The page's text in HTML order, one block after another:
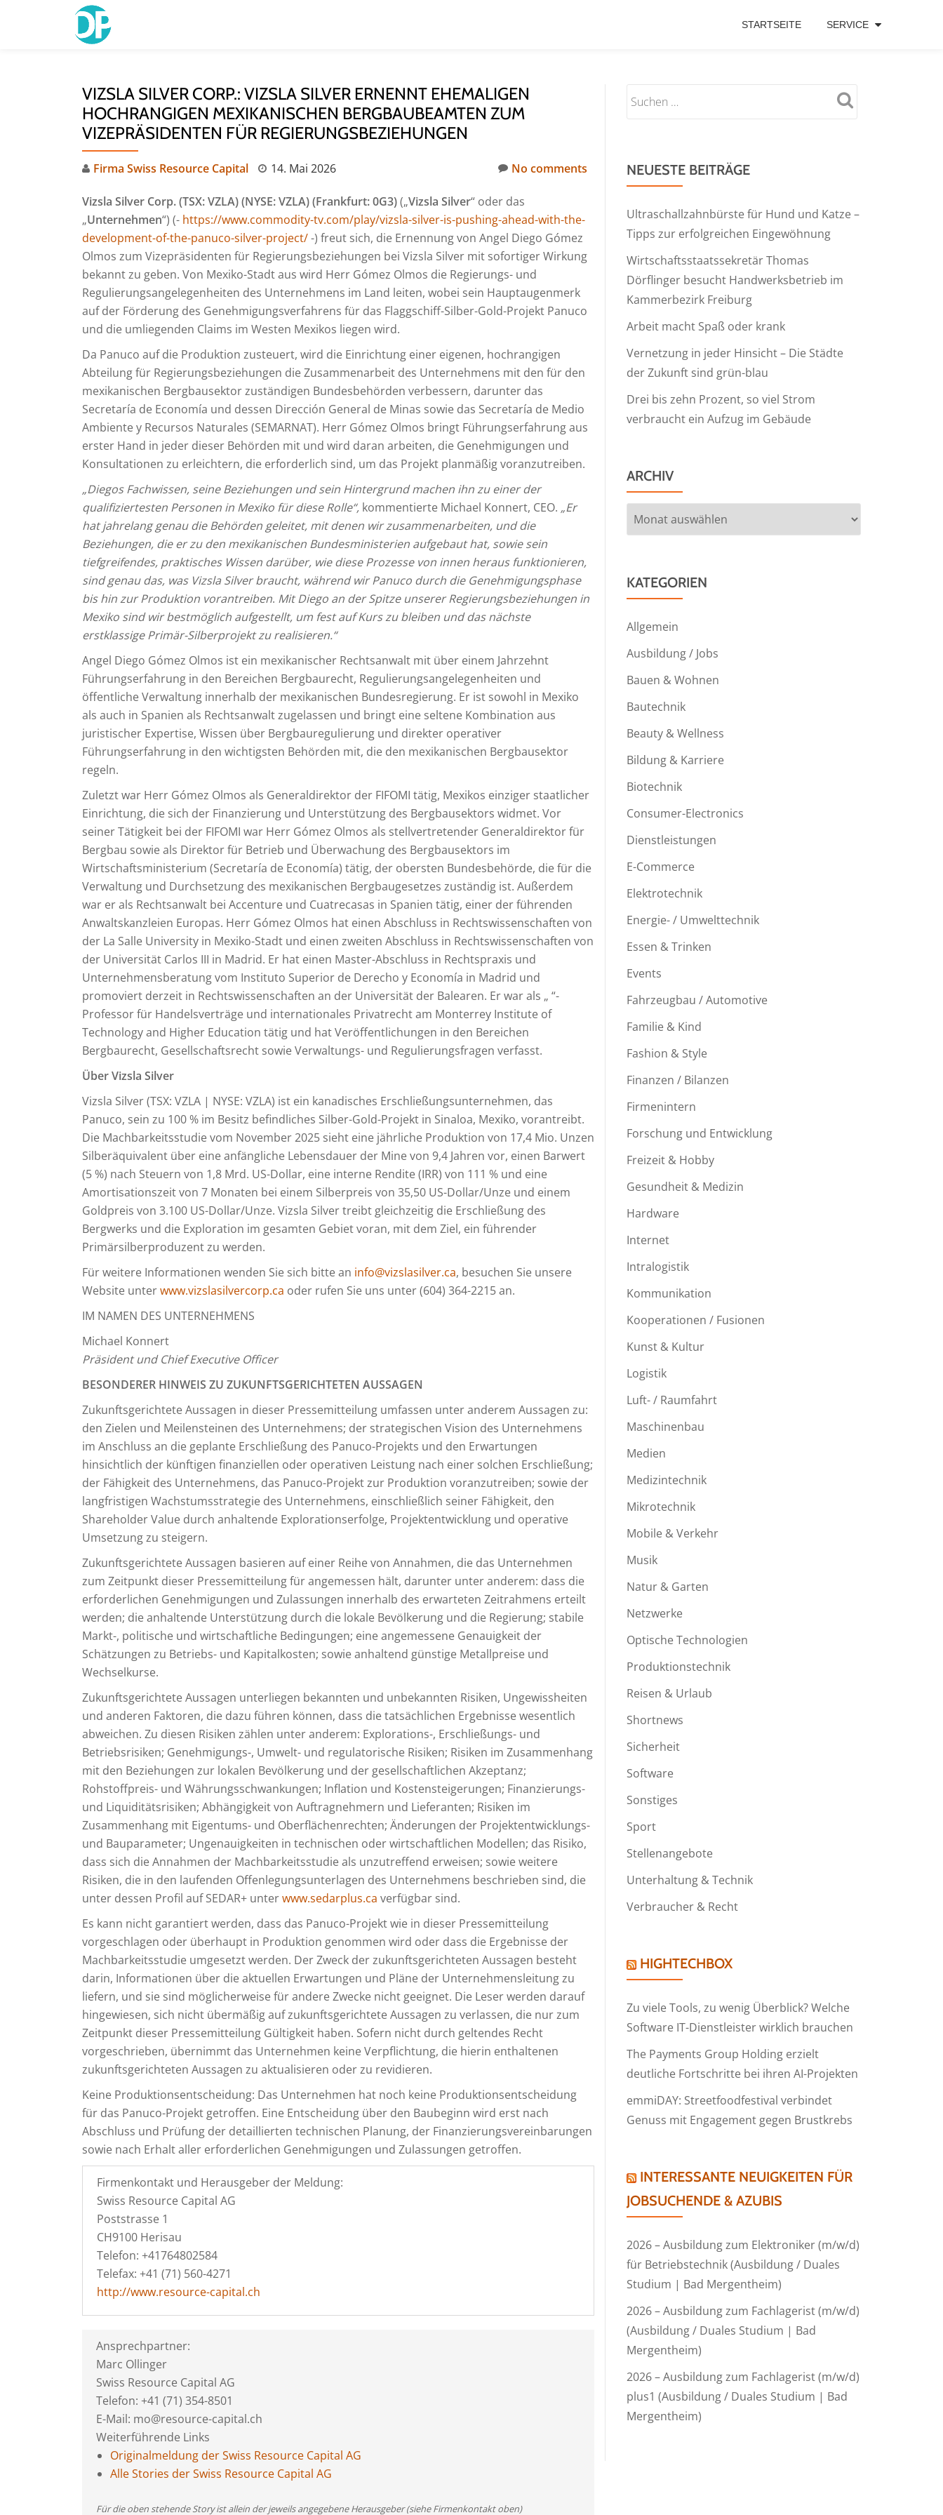
STARTSEITE SERVICE
VIZSLA SILVER CORP.: VIZSLA SILVER ERNENNT EHEMALIGEN
HOCHRANGIGEN MEXIKANISCHEN BERGBAUBEAMTEN ZUM
VIZEPRÄSIDENTEN FÜR REGIERUNGSBEZIEHUNGEN
Firma Swiss Resource Capital 14. Mai 2026 No comments
Vizsla Silver Corp. (TSX: VZLA) (NYSE: VZLA) (Frankfurt: 0G3)(„Vizsla Silver“ oder das
„Unternehmen“) (- https://www.commodity-tv.com/play/vizsla-silver-is-pushing-ahead-with-the-
development-of-the-panuco-silver-project/-) freut sich, die Ernennung von Angel Diego Gómez
Olmos zum Vizepräsidenten für Regierungsbeziehungen bei Vizsla Silver mit sofortiger Wirkung
bekannt zu geben. Von Mexiko-Stadt aus wird Herr Gómez Olmos die Regierungs- und
Regulierungsangelegenheiten des Unternehmens im Land leiten, wobei sein Hauptaugenmerk
auf der Förderung des Genehmigungsverfahrens für das Flaggschiff-Silber-Gold-Projekt Panuco
und die umliegenden Claims im Westen Mexikos liegen wird.
Da Panuco auf die Produktion zusteuert, wird die Einrichtung einer eigenen, hochrangigen
Abteilung für Regierungsbeziehungen die Zusammenarbeit des Unternehmens mit den für den
mexikanischen Bergbausektor zuständigen Bundesbehörden verbessern, darunter das
Secretaría de Economía und dessen Dirección General de Minas sowie das Secretaría de Medio
Ambiente y Recursos Naturales (SEMARNAT). Herr Gómez Olmos bringt Führungserfahrung aus
erster Hand in jeder dieser Behörden mit und wird daran arbeiten, die Genehmigungen und
Konsultationen zu erleichtern, die erforderlich sind, um das Projekt planmäßig voranzutreiben.
„Diegos Fachwissen, seine Beziehungen und sein Hintergrund machen ihn zu einer der
qualifiziertesten Personen in Mexiko für diese Rolle“, kommentierte Michael Konnert, CEO. „Er
hat jahrelang genau die Behörden geleitet, mit denen wir zusammenarbeiten, und die
Beziehungen, die er zu den mexikanischen Bundesministerien aufgebaut hat, sowie sein
tiefgreifendes, praktisches Wissen darüber, wie diese Prozesse von innen heraus funktionieren,
sind genau das, was Vizsla Silver braucht, während wir Panuco durch die Genehmigungsphase
bis hin zur Produktion vorantreiben. Mit Diego an der Spitze unserer Regierungsbeziehungen in
Mexiko sind wir bestmöglich aufgestellt, um fest auf Kurs zu bleiben und das nächste
erstklassige Primär-Silberprojekt zu realisieren.“
Angel Diego Gómez Olmos ist ein mexikanischer Rechtsanwalt mit über einem Jahrzehnt
Führungserfahrung in den Bereichen Bergbaurecht, Regulierungsangelegenheiten und
öffentliche Verwaltung innerhalb der mexikanischen Bundesregierung. Er ist sowohl in Mexiko
als auch in Spanien als Rechtsanwalt zugelassen und bringt eine seltene Kombination aus
juristischer Expertise, Wissen über Bergbauregulierung und direkter operativer
Führungserfahrung in den wichtigsten Behörden mit, die den mexikanischen Bergbausektor
regeln.
Zuletzt war Herr Gómez Olmos als Generaldirektor der FIFOMI tätig, Mexikos einziger staatlicher
Einrichtung, die sich der Finanzierung und Unterstützung des Bergbausektors widmet. Vor
seiner Tätigkeit bei der FIFOMI war Herr Gómez Olmos als stellvertretender Generaldirektor für
Bergbau sowie als Direktor für Betrieb und Überwachung des Bergbausektors im
Wirtschaftsministerium (Secretaría de Economía) tätig, der obersten Bundesbehörde, die für die
Verwaltung und Durchsetzung des mexikanischen Bergbaugesetzes zuständig ist. Außerdem
war er als Rechtsanwalt bei Accenture und Cuatrecasas in Spanien tätig, einer der führenden
Anwaltskanzleien Europas. Herr Gómez Olmos hat einen Abschluss in Rechtswissenschaften von
der La Salle University in Mexiko-Stadt und einen zweiten Abschluss in Rechtswissenschaften von
der Universität Carlos III in Madrid. Er hat einen Master-Abschluss in Rechtspraxis und
Unternehmensberatung vom Instituto Superior de Derecho y Economía in Madrid und
promoviert derzeit in Rechtswissenschaften an der Universität der Balearen. Er war als „ “-
Professor für Handelsverträge und internationales Privatrecht am Monterrey Institute of
Technology and Higher Education tätig und hat Veröffentlichungen in den Bereichen
Bergbaurecht, Gesellschaftsrecht sowie Verwaltungs- und Regulierungsfragen verfasst.
Über Vizsla Silver
Vizsla Silver (TSX: VZLA | NYSE: VZLA) ist ein kanadisches Erschließungsunternehmen, das
Panuco, sein zu 100 % im Besitz befindliches Silber-Gold-Projekt in Sinaloa, Mexiko, vorantreibt.
Die Machbarkeitsstudie vom November 2025 sieht eine jährliche Produktion von 17,4 Mio. Unzen
Silberäquivalent über eine anfängliche Lebensdauer der Mine von 9,4 Jahren vor, einen Barwert
(5 %) nach Steuern von 1,8 Mrd. US-Dollar, eine interne Rendite (IRR) von 111 % und eine
Amortisationszeit von 7 Monaten bei einem Silberpreis von 35,50 US-Dollar/Unze und einem
Goldpreis von 3.100 US-Dollar/Unze. Vizsla Silver treibt gleichzeitig die Erschließung des
Bergwerks und die Exploration im gesamten Gebiet voran, mit dem Ziel, ein führender
Primärsilberproduzent zu werden.
Für weitere Informationen wenden Sie sich bitte an info@vizslasilver.ca, besuchen Sie unsere
Website unterwww.vizslasilvercorp.ca oder rufen Sie uns unter (604) 364-2215 an.
IM NAMEN DES UNTERNEHMENS
Michael Konnert
Präsident und Chief Executive Officer
BESONDERER HINWEIS ZU ZUKUNFTSGERICHTETEN AUSSAGEN
Zukunftsgerichtete Aussagen in dieser Pressemitteilung umfassen unter anderem Aussagen zu:
den Zielen und Meilensteinen des Unternehmens; der strategischen Vision des Unternehmens
im Anschluss an die geplante Erschließung des Panuco-Projekts und den Erwartungen
hinsichtlich der künftigen finanziellen oder operativen Leistung nach einer solchen Erschließung;
der Fähigkeit des Unternehmens, das Panuco-Projekt zur Produktion voranzutreiben; sowie der
langfristigen Wachstumsstrategie des Unternehmens, einschließlich seiner Fähigkeit, den
Shareholder Value durch anhaltende Explorationserfolge, Projektentwicklung und operative
Umsetzung zu steigern.
Zukunftsgerichtete Aussagen basieren auf einer Reihe von Annahmen, die das Unternehmen
zum Zeitpunkt dieser Pressemitteilung für angemessen hält, darunter unter anderem: dass die
erforderlichen Genehmigungen und Zulassungen innerhalb des erwarteten Zeitrahmens erteilt
werden; die anhaltende Unterstützung durch die lokale Bevölkerung und die Regierung; stabile
Markt-, politische und wirtschaftliche Bedingungen; eine angemessene Genauigkeit der
Schätzungen zu Betriebs- und Kapitalkosten; sowie anhaltend günstige Metallpreise und
Wechselkurse.
Zukunftsgerichtete Aussagen unterliegen bekannten und unbekannten Risiken, Ungewissheiten
und anderen Faktoren, die dazu führen können, dass die tatsächlichen Ergebnisse wesentlich
abweichen. Zu diesen Risiken zählen unter anderem: Explorations-, Erschließungs- und
Betriebsrisiken; Genehmigungs-, Umwelt- und regulatorische Risiken; Risiken im Zusammenhang
mit den Beziehungen zur lokalen Bevölkerung und der gesellschaftlichen Akzeptanz;
Rohstoffpreis- und Währungsschwankungen; Inflation und Kostensteigerungen; Finanzierungs-
und Liquiditätsrisiken; Abhängigkeit von Auftragnehmern und Lieferanten; Risiken im
Zusammenhang mit Eigentums- und Oberflächenrechten; Änderungen der Projektentwicklungs-
und Bauparameter; Ungenauigkeiten in technischen oder wirtschaftlichen Modellen; das Risiko,
dass sich die Annahmen der Machbarkeitsstudie als unzutreffend erweisen; sowie weitere
Risiken, die in den laufenden Offenlegungsunterlagen des Unternehmens beschrieben sind, die
unter dessen Profil auf SEDAR+ unterwww.sedarplus.ca verfügbar sind.
Es kann nicht garantiert werden, dass das Panuco-Projekt wie in dieser Pressemitteilung
vorgeschlagen oder überhaupt in Produktion genommen wird oder dass die Ergebnisse der
Machbarkeitsstudie umgesetzt werden. Der Zweck der zukunftsgerichteten Aussagen besteht
darin, Informationen über die aktuellen Erwartungen und Pläne der Unternehmensleitung zu
liefern, und sie sind möglicherweise für andere Zwecke nicht geeignet. Die Leser werden darauf
hingewiesen, sich nicht übermäßig auf zukunftsgerichtete Aussagen zu verlassen, die nur zum
Zeitpunkt dieser Pressemitteilung Gültigkeit haben. Sofern nicht durch geltendes Recht
vorgeschrieben, übernimmt das Unternehmen keine Verpflichtung, die hierin enthaltenen
zukunftsgerichteten Aussagen zu aktualisieren oder zu revidieren.
Keine Produktionsentscheidung: Das Unternehmen hat noch keine Produktionsentscheidung
für das Panuco-Projekt getroffen. Eine Entscheidung über den Baubeginn wird erst nach
Abschluss und Prüfung der detaillierten technischen Planung, der Finanzierungsvereinbarungen
sowie nach Erhalt aller erforderlichen Genehmigungen und Zulassungen getroffen.
Firmenkontakt und Herausgeber der Meldung:
Swiss Resource Capital AG
Poststrasse 1
CH9100 Herisau
Telefon: +41764802584
Telefax: +41 (71) 560-4271
http://www.resource-capital.ch
Ansprechpartner:
Marc Ollinger
Swiss Resource Capital AG
Telefon: +41 (71) 354-8501
E-Mail: mo@resource-capital.ch
Weiterführende Links
Originalmeldung der Swiss Resource Capital AG
Alle Stories der Swiss Resource Capital AG
Für die oben stehende Story ist allein der jeweils angegebene Herausgeber (siehe Firmenkontakt oben)
NEUESTE BEITRÄGE
Ultraschallzahnbürste für Hund und Katze –
Tipps zur erfolgreichen Eingewöhnung
Wirtschaftsstaatssekretär Thomas
Dörflinger besucht Handwerksbetrieb im
Kammerbezirk Freiburg
Arbeit macht Spaß oder krank
Vernetzung in jeder Hinsicht – Die Städte
der Zukunft sind grün-blau
Drei bis zehn Prozent, so viel Strom
verbraucht ein Aufzug im Gebäude
ARCHIV
Archiv
KATEGORIEN
Allgemein
Ausbildung / Jobs
Bauen & Wohnen
Bautechnik
Beauty & Wellness
Bildung & Karriere
Biotechnik
Consumer-Electronics
Dienstleistungen
E-Commerce
Elektrotechnik
Energie- / Umwelttechnik
Essen & Trinken
Events
Fahrzeugbau / Automotive
Familie & Kind
Fashion & Style
Finanzen / Bilanzen
Firmenintern
Forschung und Entwicklung
Freizeit & Hobby
Gesundheit & Medizin
Hardware
Internet
Intralogistik
Kommunikation
Kooperationen / Fusionen
Kunst & Kultur
Logistik
Luft- / Raumfahrt
Maschinenbau
Medien
Medizintechnik
Mikrotechnik
Mobile & Verkehr
Musik
Natur & Garten
Netzwerke
Optische Technologien
Produktionstechnik
Reisen & Urlaub
Shortnews
Sicherheit
Software
Sonstiges
Sport
Stellenangebote
Unterhaltung & Technik
Verbraucher & Recht
HIGHTECHBOX
Zu viele Tools, zu wenig Überblick? Welche
Software IT-Dienstleister wirklich brauchen
The Payments Group Holding erzielt
deutliche Fortschritte bei ihren AI-Projekten
emmiDAY: Streetfoodfestival verbindet
Genuss mit Engagement gegen Brustkrebs
INTERESSANTE NEUIGKEITEN FÜR
JOBSUCHENDE & AZUBIS
2026 – Ausbildung zum Elektroniker (m/w/d)
für Betriebstechnik (Ausbildung / Duales
Studium | Bad Mergentheim)
2026 – Ausbildung zum Fachlagerist (m/w/d)
(Ausbildung / Duales Studium | Bad
Mergentheim)
2026 – Ausbildung zum Fachlagerist (m/w/d)
plus1 (Ausbildung / Duales Studium | Bad
Mergentheim)